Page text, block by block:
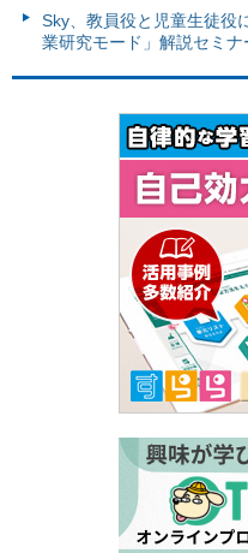
Sky、教員役と児童生徒役
業研究モード」解説セミナ